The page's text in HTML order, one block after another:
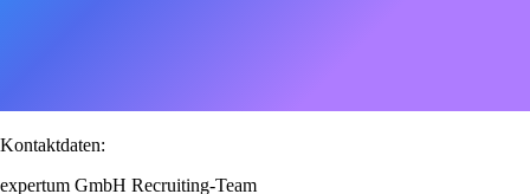
Kontaktdaten:
expertum GmbH Recruiting-Team